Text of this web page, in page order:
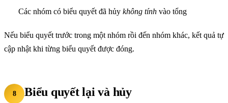
Các nhóm có biểu quyết đã hủy không tính vào tổng
Nếu biểu quyết trước trong một nhóm rồi đến nhóm khác, kết quả tự
cập nhật khi từng biểu quyết được đóng.
8 Biểu quyết lại và hủy